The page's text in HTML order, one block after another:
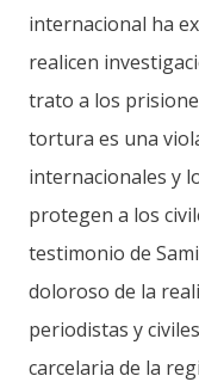
internacional ha
realicen
trato a los
tortura es una
internacionales y
protegen a los
testimonio de
doloroso de la
periodistas y
carcelaria de la